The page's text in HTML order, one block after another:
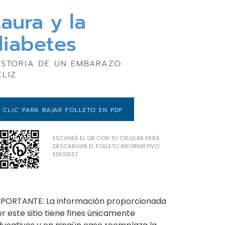
y la
DE UN EMBARAZO
CLIC PARA BAJAR FOLLETO EN PDF
ESCANEÁ EL QR CON TU CELULAR PARA
DESCARGAR EL FOLLETO INFORMATIVO
EDUGEST
La información proporcionada
este sitio tiene fines únicamente